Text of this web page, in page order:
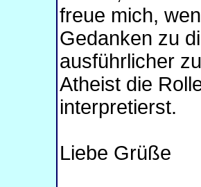
freue mich,
Gedanken zu
ausführlicher
Atheist die
interpretierst.
Liebe Grüße